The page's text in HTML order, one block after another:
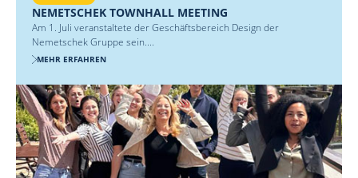
NEMETSCHEK TOWNHALL MEETING
Am 1. Juli veranstaltete der Geschäftsbereich Design der
Nemetschek Gruppe sein....
MEHR ERFAHREN